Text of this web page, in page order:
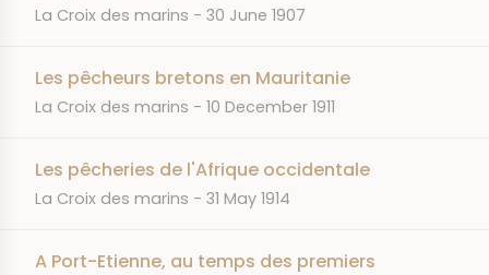
JOURNAL
La Croix des marins DATE
30 June 1907
Les pêcheurs bretons en Mauritanie
JOURNAL
La Croix des marins DATE
10 December 1911
Les pêcheries de l'Afrique occidentale
JOURNAL
La Croix des marins DATE
31 May 1914
A Port-Etienne, au temps des premiers